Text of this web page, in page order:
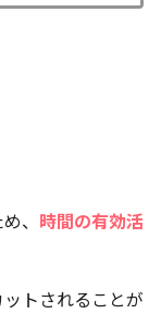
、 時間の有効活
トされることが